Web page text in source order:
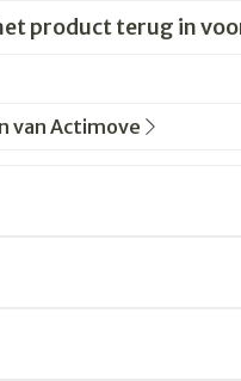
product terug in
van Actimove